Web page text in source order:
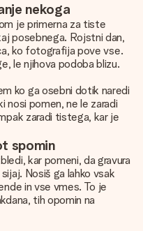
nekoga
je primerna za tiste
posebnega. Rojstni dan,
ko fotografija pove vse.
le njihova podoba blizu.
ko ga osebni dotik naredi
nosi pomen, ne le zaradi
zaradi tistega, kar je
spomin
kar pomeni, da gravura
Nosiš ga lahko vsak
in vse vmes. To je
tih opomin na